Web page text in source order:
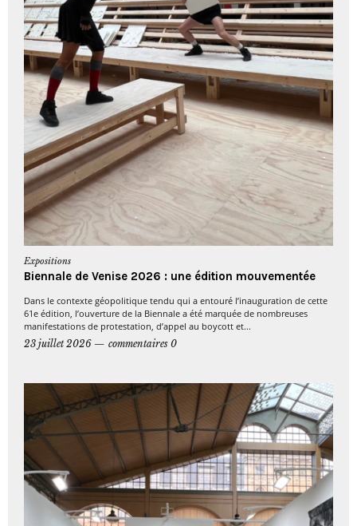
Expositions
Biennale de Venise 2026 : une édition mouvementée
Dans le contexte géopolitique tendu qui a entouré l’inauguration de cette
61e édition, l’ouverture de la Biennale a été marquée de nombreuses
manifestations de protestation, d’appel au boycott et...
23 juillet 2026
commentaires 0